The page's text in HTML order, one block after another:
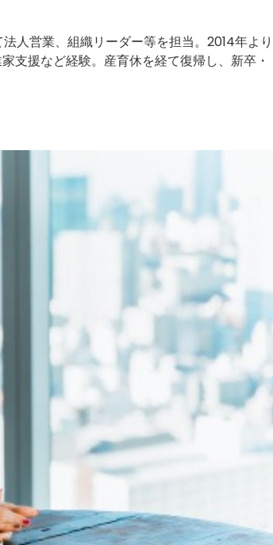
人営業、組織リーダー等を担当。2014年より
支援など経験。産育休を経て復帰し、新卒・